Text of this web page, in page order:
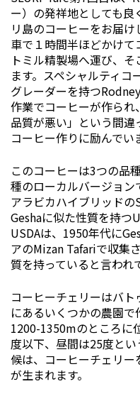
ー）の発祥地としても
リ島のコーヒーをお届
車で１時間半ほどかけて
トミル精製場へ運び、
ます。スペシャルティ
グレーダーを持つ
作業でコーヒーが作ら
品質が悪い」という間
コーヒー作りに励んでい
このコーヒーは3つの品
種のローカルバージョ
アラビカハイブリッド
Geshaに似た性質を持つ
USDAは、1950年代に
アのMizan Tafariで収集
質を持っていると言われ
コーヒーチェリーはバ
にあるいくつかの農園
1200-1350mのところに
度以下、昼間は25度と
候は、コーヒーチェリー
が生まれます。